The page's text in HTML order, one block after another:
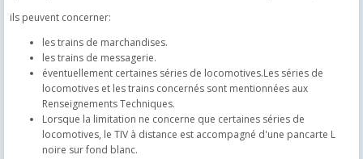
ils peuvent concerner:
les trains de marchandises.
les trains de messagerie.
éventuellement certaines séries de locomotives.Les séries de
locomotives et les trains concernés sont mentionnées aux
Renseignements Techniques.
Lorsque la limitation ne concerne que certaines séries de
locomotives, le TIV à distance est accompagné d'une pancarte L
noire sur fond blanc.